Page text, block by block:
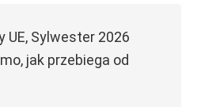
UE, Sylwester 2026
jak przebiega od